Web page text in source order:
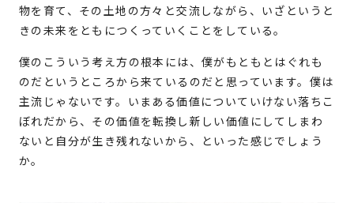
物を育て、その土地の方々と交流しながら、いざというと
きの未来をともにつくっていくことをしている。
僕のこういう考え方の根本には、僕がもともとはぐれも
のだというところから来ているのだと思っています。僕は
主流じゃないです。いまある価値についていけない落ちこ
ぼれだから、その価値を転換し新しい価値にしてしまわ
ないと自分が生き残れないから、といった感じでしょう
か。